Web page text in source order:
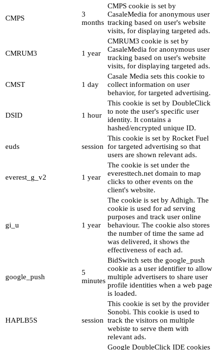
CMPS
3
months
CMPS cookie is set by
CasaleMedia for anonymous user
tracking based on user's website
visits, for displaying targeted ads.
CMRUM3 1 year
CMRUM3 cookie is set by
CasaleMedia for anonymous user
tracking based on user's website
visits, for displaying targeted ads.
CMST 1 day
Casale Media sets this cookie to
collect information on user
behavior, for targeted advertising.
DSID 1 hour
This cookie is set by DoubleClick
to note the user's specific user
identity. It contains a
hashed/encrypted unique ID.
euds session
This cookie is set by Rocket Fuel
for targeted advertising so that
users are shown relevant ads.
everest_g_v2 1 year
The cookie is set under the
everesttech.net domain to map
clicks to other events on the
client's website.
gi_u 1 year
The cookie is set by Adhigh. The
cookie is used for ad serving
purposes and track user online
behaviour. The cookie also stores
the number of time the same ad
was delivered, it shows the
effectiveness of each ad.
google_push
5
minutes
BidSwitch sets the google_push
cookie as a user identifier to allow
multiple advertisers to share user
profile identities when a web page
is loaded.
HAPLB5S session
This cookie is set by the provider
Sonobi. This cookie is used to
track the visitors on multiple
webiste to serve them with
relevant ads.
Google DoubleClick IDE cookies